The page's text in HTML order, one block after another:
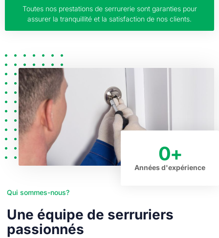
Toutes nos prestations de serrurerie sont garanties pour
assurer la tranquillité et la satisfaction de nos clients.
Années d'expérience
0+
Qui sommes-nous?
Une équipe de serruriers
passionnés